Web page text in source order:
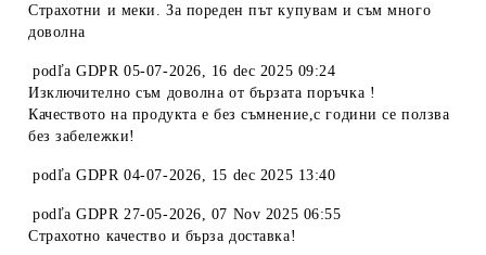
Страхотни и меки. За пореден път купувам и съм много
доволна
podľaGDPR 05-07-2026, 16 dec 2025 09:24
Изключително съм доволна от бързата поръчка !
Качеството на продукта е без съмнение,с години се ползва
без забележки!
podľaGDPR 04-07-2026, 15 dec 2025 13:40
podľaGDPR 27-05-2026, 07 Nov 2025 06:55
Страхотно качество и бърза доставка!